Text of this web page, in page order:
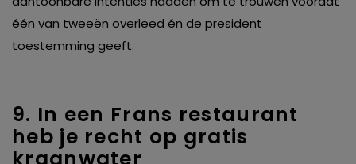
één van tweeën overleed én de president
toestemming geeft.
9. In een Frans restaurant
heb je recht op gratis